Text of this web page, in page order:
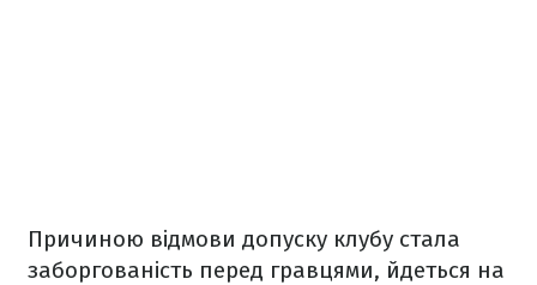
Причиною відмови допуску клубу стала
заборгованість перед гравцями, йдеться на